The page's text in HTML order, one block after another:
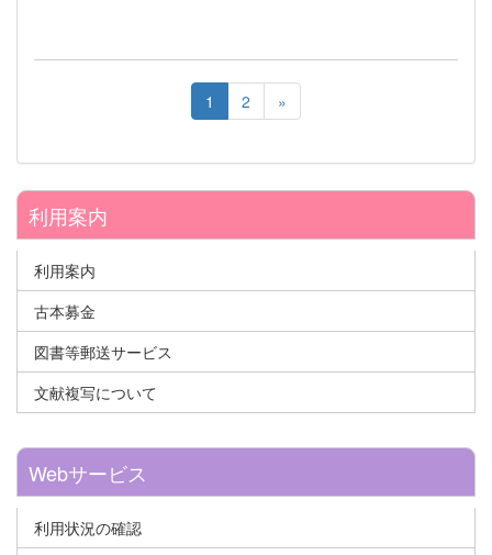
1 2 »
利用案内
利用案内
古本募金
図書等郵送サービス
文献複写について
Webサービス
利用状況の確認